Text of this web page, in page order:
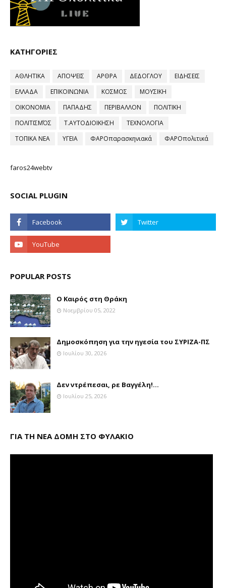
ΚΑΤΗΓΟΡΙΕΣ
ΑΘΛΗΤΙΚΑ ΑΠΟΨΕΙΣ ΑΡΘΡΑ ΔΕΔΟΓΛΟΥ
ΕΙΔΗΣΕΙΣ
ΕΛΛΑΔΑ
ΕΠΙΚΟΙΝΩΝΙΑ ΚΟΣΜΟΣ
ΜΟΥΣΙΚΗ
ΟΙΚΟΝΟΜΙΑ
ΠΑΠΑΔΗΣ ΠΕΡΙΒΑΛΛΟΝ
ΠΟΛΙΤΙΚΗ
ΠΟΛΙΤΙΣΜΌΣ
Τ.ΑΥΤΟΔΙΟΙΚΗΣΗ
ΤΕΧΝΟΛΟΓΙΑ
ΤΟΠΙΚΑ ΝΕΑ
ΥΓΕΙΑ ΦΑΡΟπαρασκηνιακά ΦΑΡΟπολιτικά
faros24webtv
SOCIAL PLUGIN
POPULAR POSTS
Ο Καιρός στη Θράκη
Νοεμβρίου 05, 2022
Δημοσκόπηση για την ηγεσία του ΣΥΡΙΖΑ-ΠΣ
Ιουλίου 30, 2026
Δεν ντρέπεσαι, ρε Βαγγέλη!...
Ιουλίου 25, 2026
ΓΙΑ ΤΗ ΝΕΑ ΔΟΜΗ ΣΤΟ ΦΥΛΑΚΙΟ